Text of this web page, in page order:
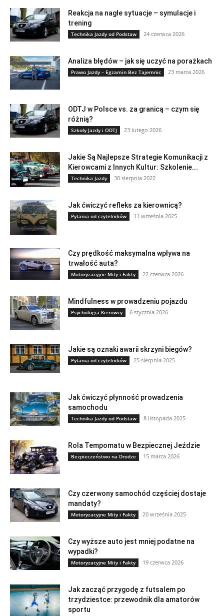
Reakcja na nagłe sytuacje – symulacje i
trening
Technika Jazdy od Podstaw 24 czerwca 2026
Analiza błędów – jak się uczyć na porażkach
Prawo Jazdy – Egzamin Bez Tajemnic 23 marca 2026
ODTJ w Polsce vs. za granicą – czym się
różnią?
Szkoły Jazdy i ODTJ 23 lutego 2026
Jakie Są Najlepsze Strategie Komunikacji z
Kierowcami z Innych Kultur: Szkolenie...
Technika Jazdy 30 sierpnia 2022
Jak ćwiczyć refleks za kierownicą?
Pytania od czytelników 11 września 2025
Czy prędkość maksymalna wpływa na
trwałość auta?
Motoryzacyjne Mity i Fakty 22 czerwca 2026
Mindfulness w prowadzeniu pojazdu
Psychologia Kierowcy 6 stycznia 2026
Jakie są oznaki awarii skrzyni biegów?
Pytania od czytelników 25 sierpnia 2025
Jak ćwiczyć płynność prowadzenia
samochodu
Technika Jazdy od Podstaw 8 listopada 2025
Rola Tempomatu w Bezpiecznej Jeździe
Bezpieczeństwo na Drodze 15 marca 2026
Czy czerwony samochód częściej dostaje
mandaty?
Motoryzacyjne Mity i Fakty 20 września 2025
Czy wyższe auto jest mniej podatne na
wypadki?
Motoryzacyjne Mity i Fakty 19 czerwca 2026
Jak zacząć przygodę z futsalem po
trzydziestce: przewodnik dla amatorów
sportu